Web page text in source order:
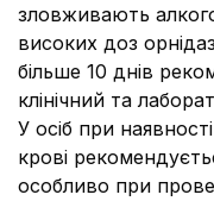
зловживають
високих доз
більше 10 днів
клінічний та
У осіб при
крові
особливо при